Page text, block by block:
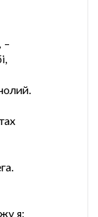
–
я: